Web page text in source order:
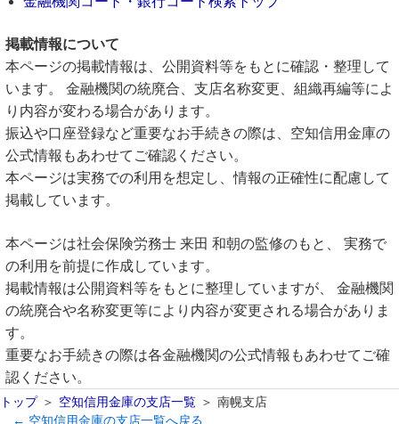
掲載情報について
本ページの掲載情報は、公開資料等をもとに確認・整理して
います。 金融機関の統廃合、支店名称変更、組織再編等によ
り内容が変わる場合があります。
振込や口座登録など重要なお手続きの際は、空知信用金庫の
公式情報もあわせてご確認ください。
本ページは実務での利用を想定し、情報の正確性に配慮して
掲載しています。
本ページは社会保険労務士 来田 和朝の監修のもと、 実務で
の利用を前提に作成しています。
掲載情報は公開資料等をもとに整理していますが、 金融機関
の統廃合や名称変更等により内容が変更される場合がありま
す。
重要なお手続きの際は各金融機関の公式情報もあわせてご確
認ください。
トップ 空知信用金庫の支店一覧
南幌支店
← 空知信用金庫の支店一覧へ戻る